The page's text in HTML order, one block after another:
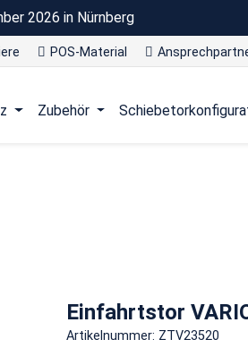
2026 in Nürnberg
POS-Material
Zubehör
Einfahrtstor
Artikelnummer: ZTV23520